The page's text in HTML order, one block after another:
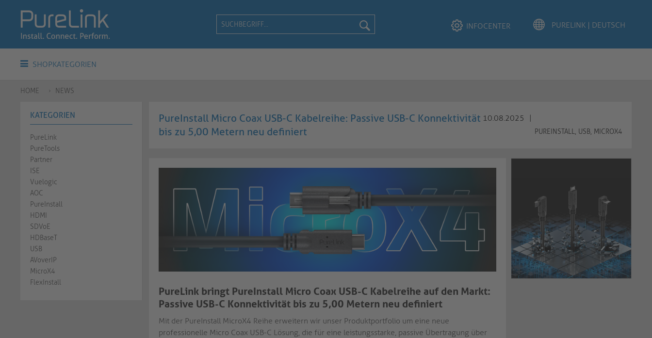
INFOCENTER
SHOPKATEGORIEN
HOME NEWS
KATEGORIEN
PureLink
PureTools
Partner
ISE
Vuelogic
AOC
PureInstall
HDMI
SDVoE
HDBaseT
USB
AVoverIP
MicroX4
FlexInstall
PureInstall Micro Coax USB-C Kabelreihe: Passive USB-C Konnektivität
bis zu 5,00 Metern neu definiert
10.08.2025
PUREINSTALL, USB, MICROX4
PureLink bringt PureInstall Micro Coax USB-C Kabelreihe auf den Markt:
Passive USB-C Konnektivität bis zu 5,00 Metern neu definiert
Mit der PureInstall MicroX4 Reihe erweitern wir unser Produktportfolio um eine neue
professionelle Micro Coax USB-C Lösung, die für eine leistungsstarke, passive Übertragung über